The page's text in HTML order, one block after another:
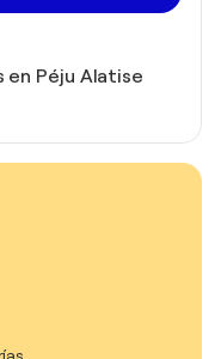
en Péju Alatise